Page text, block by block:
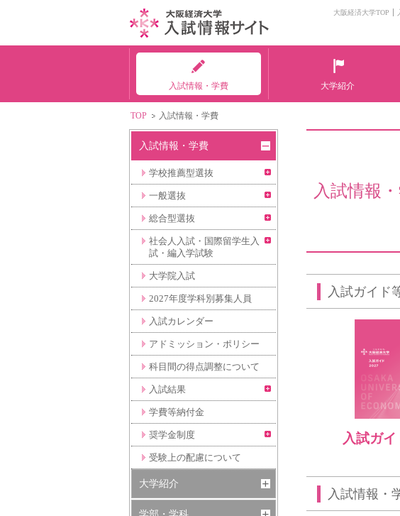
大阪経済大学TOP
入試情報・学費 大学紹介
TOP 入試情報・学費
入試情報
入試ガイド
入試ガイ
入試情報・
入試情報・学費
学校推薦型選抜
一般選抜
総合型選抜
社会人入試・国際留学生入
試・編入学試験
大学院入試
2027年度学科別募集人員
入試カレンダー
アドミッション・ポリシー
科目間の得点調整について
入試結果
学費等納付金
奨学金制度
受験上の配慮について
大学紹介